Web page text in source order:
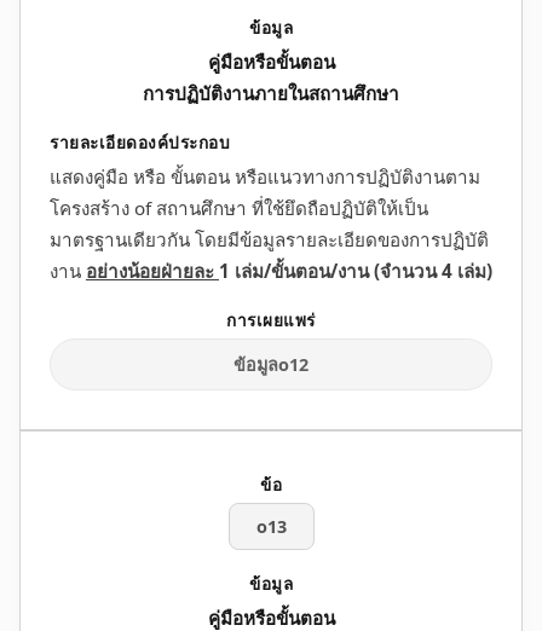
คู่มือหรือขั้นตอน
การปฏิบัติงานภายในสถานศึกษา
แสดงคู่มือ หรือ ขั้นตอน หรือแนวทางการปฏิบัติงานตาม
โครงสร้าง of สถานศึกษา ที่ใช้ยึดถือปฏิบัติให้เป็น
มาตรฐานเดียวกัน โดยมีข้อมูลรายละเอียดของการปฏิบัติ
งาน อย่างน้อยฝ่ายละ 1 เล่ม/ขั้นตอน/งาน (จำนวน 4 เล่ม)
ข้อมูลo12
o13
คู่มือหรือขั้นตอน